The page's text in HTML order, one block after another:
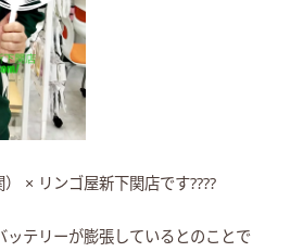
× リンゴ屋新下関店です????
ッテリーが膨張しているとのことで